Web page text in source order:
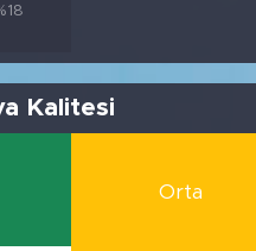
Kalitesi
Orta